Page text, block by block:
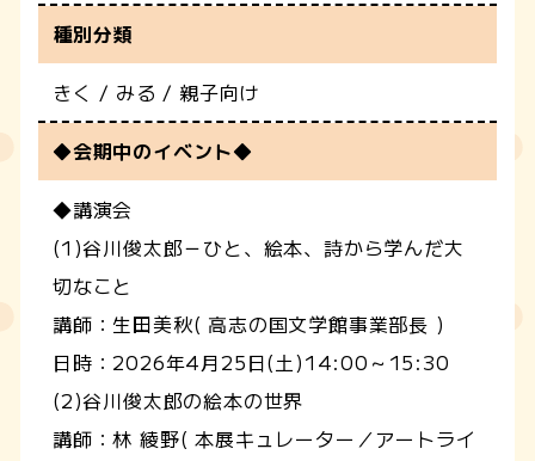
種別分類
きく / みる / 親子向け
◆会期中のイベント◆
◆講演会
(1)谷川俊太郎－ひと、絵本、詩から学んだ大
切なこと
講師：生田美秋( 高志の国文学館事業部長 )
日時：2026年4月25日(土)14:00～15:30
(2)谷川俊太郎の絵本の世界
講師：林 綾野( 本展キュレーター／アートライ